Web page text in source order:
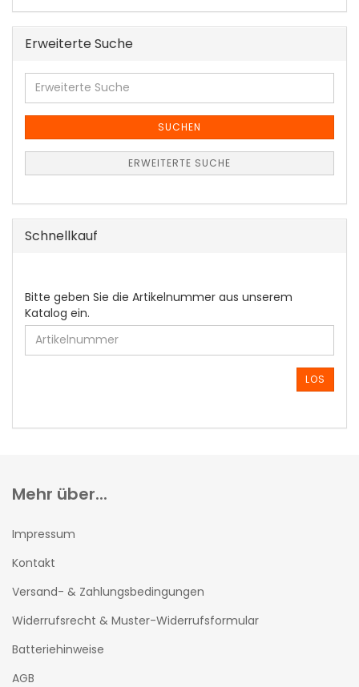
Erweiterte Suche
Erweiterte
Suche
SUCHEN
ERWEITERTE SUCHE
Schnellkauf
BITTE
GEBEN
SIE
DIE
ARTIKELNUMMER
EIN.
Bitte geben Sie die Artikelnummer aus unserem
Katalog ein.
LOS
Mehr über...
Impressum
Kontakt
Versand- & Zahlungsbedingungen
Widerrufsrecht & Muster-Widerrufsformular
Batteriehinweise
AGB